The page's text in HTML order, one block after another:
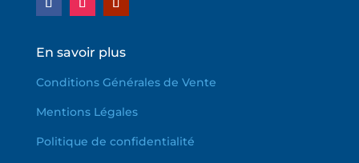
En savoir plus
Conditions Générales de Vente
Mentions Légales
Politique de confidentialité